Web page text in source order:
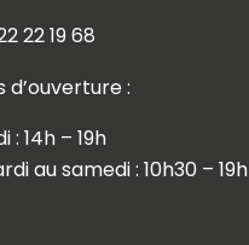
22 19 68
d’ouverture :
: 14h – 19h
au samedi : 10h30 – 19h